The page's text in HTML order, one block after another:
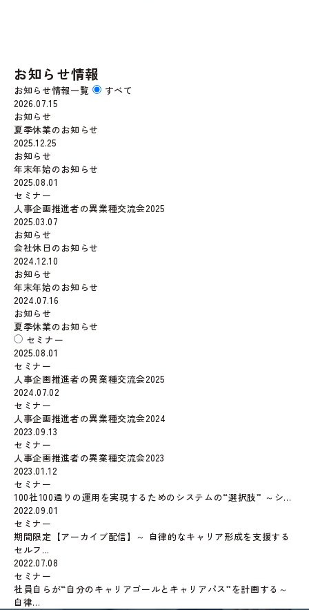
お知らせ情報
お知らせ情報一覧
すべて
2026.07.15
お知らせ
夏季休業のお知らせ
2025.12.25
お知らせ
年末年始のお知らせ
2025.08.01
セミナー
人事企画推進者の異業種交流会2025
2025.03.07
お知らせ
会社休日のお知らせ
2024.12.10
お知らせ
年末年始のお知らせ
2024.07.16
お知らせ
夏季休業のお知らせ
セミナー
2025.08.01
セミナー
人事企画推進者の異業種交流会2025
2024.07.02
セミナー
人事企画推進者の異業種交流会2024
2023.09.13
セミナー
人事企画推進者の異業種交流会2023
2023.01.12
セミナー
100社100通りの運用を実現するためのシステムの“選択肢” ～シ...
2022.09.01
セミナー
期間限定【アーカイブ配信】～ 自律的なキャリア形成を支援する
セルフ...
2022.07.08
セミナー
社員自らが“自分のキャリアゴールとキャリアパス”を計画する～
自律...